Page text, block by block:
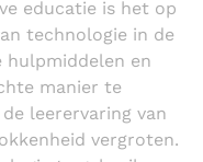
educatie is het op
technologie in de
hulpmiddelen en
manier te
leerervaring van
vergroten.